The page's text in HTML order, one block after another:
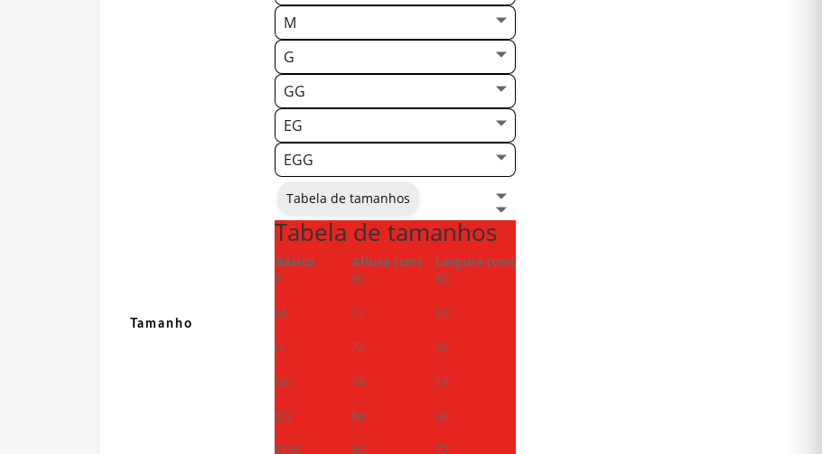
Tamanho
M
G
GG
EG
EGG
Tabela de tamanhos
Tabela de tamanhos
Básica Altura (cm)
Largura (cm)
P
69
50
M
71
53
G
72
56
GG
74
59
EG
84
66
EGG
86
72